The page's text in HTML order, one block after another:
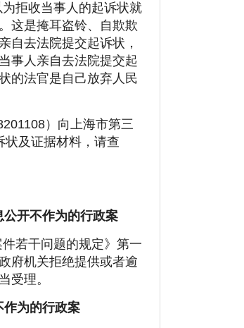
拒收当事人的起诉状就
这是掩耳盗铃、自欺欺
自去法院提交起诉状，
事人亲自去法院提交起
的法官是自己放弃人民
）向上海市第三
状及证据材料，请查
开不作为的行政案
若干问题的规定》第一
府机关拒绝提供或者逾
受理。
作为的行政案